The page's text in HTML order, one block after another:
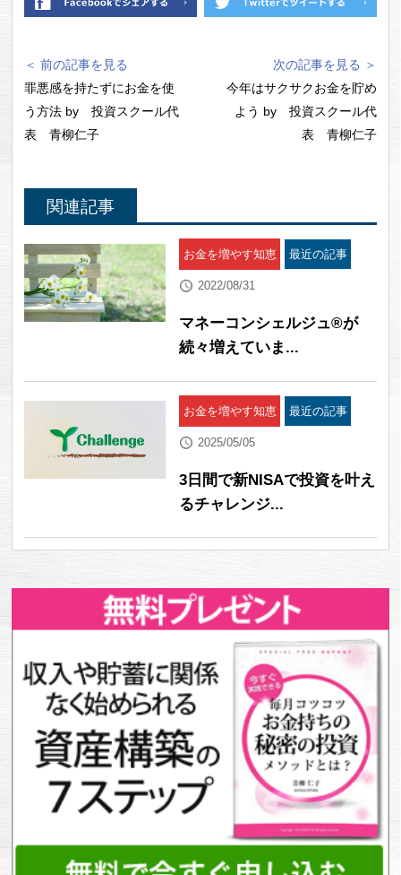
＜ 前の記事を見る
罪悪感を持たずにお金を使
う方法 by 投資スクール代
表 青柳仁子
次の記事を見る ＞
今年はサクサクお金を貯め
よう by 投資スクール代
表 青柳仁子
関連記事
お金を増やす知恵 最近の記事
2022/08/31
マネーコンシェルジュ®が
続々増えていま...
お金を増やす知恵 最近の記事
2025/05/05
3日間で新NISAで投資を叶え
るチャレンジ...